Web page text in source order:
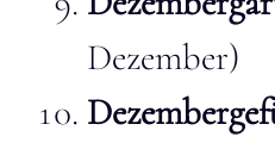
Dezember)